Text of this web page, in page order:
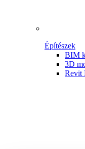
Építészek
BIM
3D
Revit